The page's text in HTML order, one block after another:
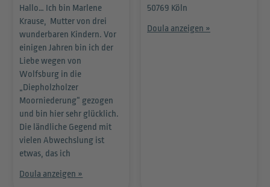
Hallo… Ich bin Marlene
Krause, Mutter von drei
wunderbaren Kindern. Vor
einigen Jahren bin ich der
Liebe wegen von
Wolfsburg in die
„Diepholzholzer
Moorniederung“ gezogen
und bin hier sehr glücklich.
Die ländliche Gegend mit
vielen Abwechslung ist
etwas, das ich
Doula anzeigen »
50769 Köln
Doula anzeigen »